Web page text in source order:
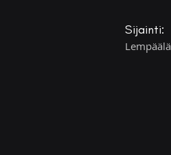
Sijainti:
Lempäälä